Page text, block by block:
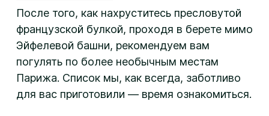
После того, как нахруститесь пресловутой
французской булкой, проходя в берете мимо
Эйфелевой башни, рекомендуем вам
погулять по более необычным местам
Парижа. Список мы, как всегда, заботливо
для вас приготовили — время ознакомиться.